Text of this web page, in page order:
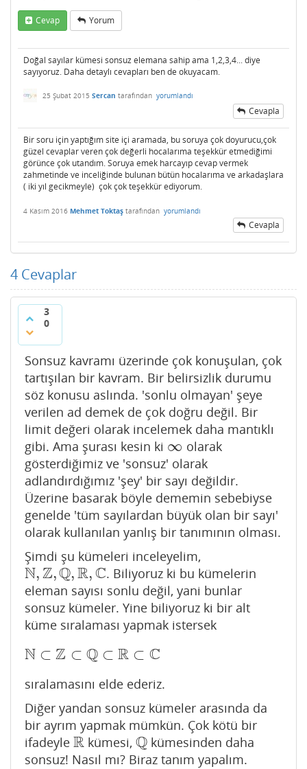
Cevap Yorum
Doğal sayılar kümesi sonsuz elemana sahip ama 1,2,3,4... diye
sayıyoruz. Daha detaylı cevapları ben de okuyacam.
25 Şubat 2015 Sercan tarafından yorumlandı
Cevapla
Bir soru için yaptığım site içi aramada, bu soruya çok doyurucu,çok
güzel cevaplar veren çok değerli hocalarıma teşekkür etmediğimi
görünce çok utandım. Soruya emek harcayıp cevap vermek
zahmetinde ve inceliğinde bulunan bütün hocalarıma ve arkadaşlara
( iki yıl gecikmeyle) çok çok teşekkür ediyorum.
4 Kasım 2016 Mehmet Toktaş tarafından yorumlandı
Cevapla
4 Cevaplar
3
0
Sonsuz kavramı üzerinde çok konuşulan, çok
tartışılan bir kavram. Bir belirsizlik durumu
söz konusu aslında. 'sonlu olmayan' şeye
verilen ad demek de çok doğru değil. Bir
limit değeri olarak incelemek daha mantıklı
gibi. Ama şurası kesin ki ∞
∞
olarak
gösterdiğimiz ve 'sonsuz' olarak
adlandırdığımız 'şey' bir sayı değildir.
Üzerine basarak böyle dememin sebebiyse
genelde 'tüm sayılardan büyük olan bir sayı'
olarak kullanılan yanlış bir tanımının olması.
Şimdi şu kümeleri inceleyelim,
N,Z,Q,R,C
N,Z,QR,C
. Biliyoruz ki bu kümelerin
eleman sayısı sonlu değil, yani bunlar
sonsuz kümeler. Yine biliyoruz ki bir alt
küme sıralaması yapmak istersek
N ⊂ Z ⊂ Q ⊂ R ⊂ C
N⊂ Z⊂Q ⊂R ⊂C
sıralamasını elde ederiz.
Diğer yandan sonsuz kümeler arasında da
bir ayrım yapmak mümkün. Çok kötü bir
ifadeyle R
R kümesi,Q
Q kümesinden daha
sonsuz! Nasıl mı? Biraz tanım yapalım.